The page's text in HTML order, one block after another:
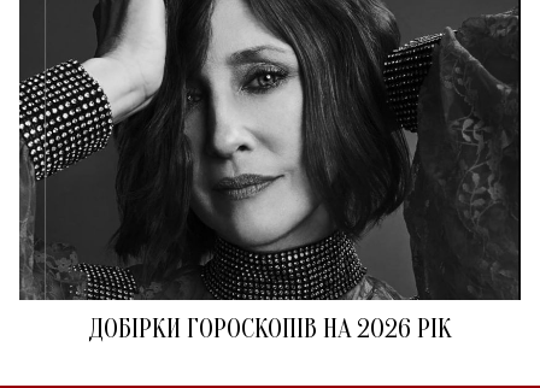
ДОБІРКИ ГОРОСКОПІВ НА 2026 РІК